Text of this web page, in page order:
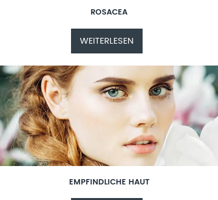
ROSACEA
WEITERLESEN
EMPFINDLICHE HAUT